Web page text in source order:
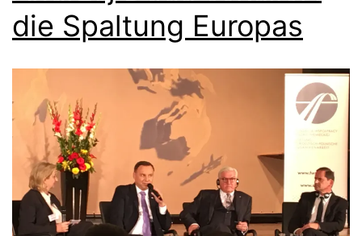
die Spaltung Europas